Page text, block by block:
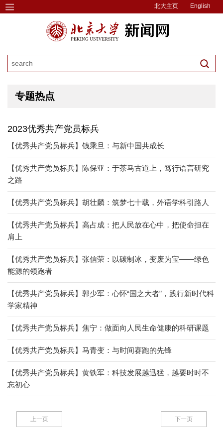
北大主页 English
专题热点
2023优秀共产党员标兵
【优秀共产党员标兵】钱乘旦：与新中国共成长
【优秀共产党员标兵】陈保亚：于茶马古道上，笃行语言研究
之路
【优秀共产党员标兵】胡壮麟：筑梦七十载，外语学科引路人
【优秀共产党员标兵】高占成：把人民放在心中，把使命担在
肩上
【优秀共产党员标兵】张信荣：以碳制冰，变废为宝——绿色
能源的领跑者
【优秀共产党员标兵】郭少军：心怀“国之大者”，践行新时代科
学家精神
【优秀共产党员标兵】焦宁：做面向人民生命健康的科研课题
【优秀共产党员标兵】马青变：与时间赛跑的先锋
【优秀共产党员标兵】黄铁军：科技发展越迅猛，越要时时不
忘初心
上一页 下一页